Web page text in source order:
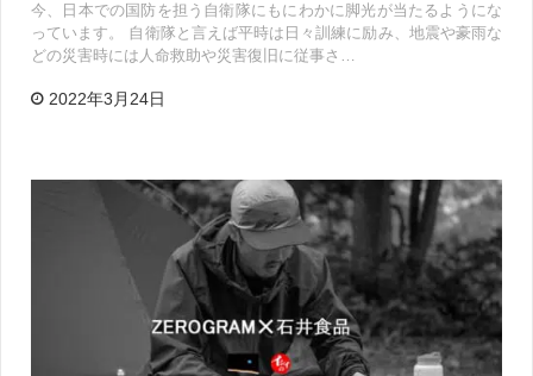
今、日本での国防を担う自衛隊にもにわかに脚光が当たるようにな
っています。 自衛隊と言えば平時は日々訓練に励み、地震や豪雨な
どの災害時には人命救助や災害復旧に従事さ…
2022年3月24日